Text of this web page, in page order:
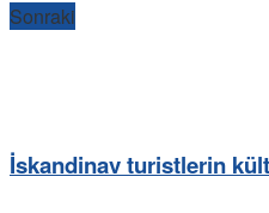
Sonraki
İskandinav turistlerin